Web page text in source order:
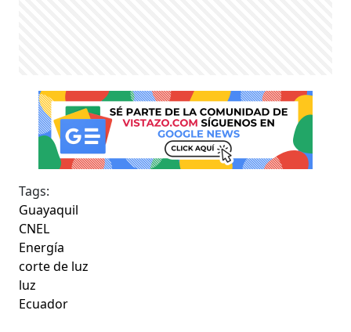
Tags:
Guayaquil
CNEL
Energía
corte de luz
luz
Ecuador